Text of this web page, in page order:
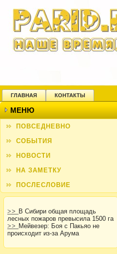
ГЛАВНАЯ КОНТАКТЫ
МЕНЮ
ПОВСЕДНЕВНО
СОБЫТИЯ
НОВОСТИ
НА ЗАМЕТКУ
ПОСЛЕСЛОВИЕ
>> В Сибири общая площадь
лесных пожаров превысила 1500 га
>> Мейвезер: Боя с Пакьяо не
происходит из-за Арума